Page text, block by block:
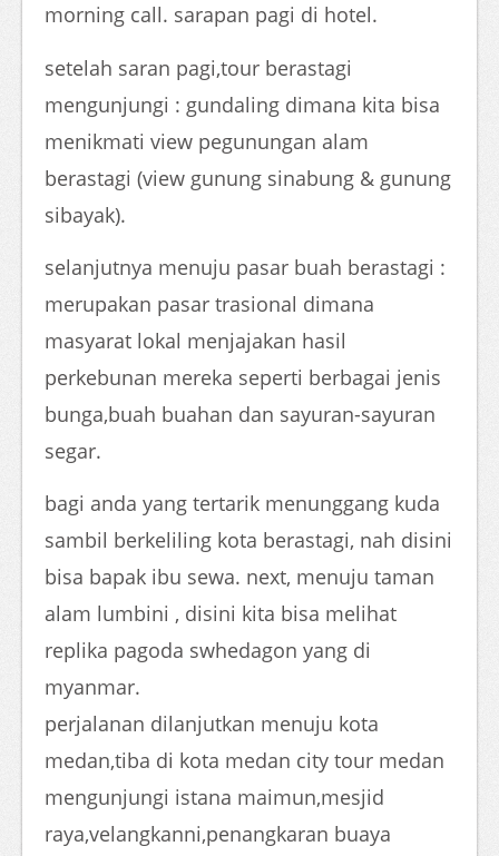
morning call. sarapan pagi di hotel.
setelah saran pagi,tour berastagi
mengunjungi : gundaling dimana kita bisa
menikmati view pegunungan alam
berastagi (view gunung sinabung & gunung
sibayak).
selanjutnya menuju pasar buah berastagi :
merupakan pasar trasional dimana
masyarat lokal menjajakan hasil
perkebunan mereka seperti berbagai jenis
bunga,buah buahan dan sayuran-sayuran
segar.
bagi anda yang tertarik menunggang kuda
sambil berkeliling kota berastagi, nah disini
bisa bapak ibu sewa. next, menuju taman
alam lumbini , disini kita bisa melihat
replika pagoda swhedagon yang di
myanmar.
perjalanan dilanjutkan menuju kota
medan,tiba di kota medan city tour medan
mengunjungi istana maimun,mesjid
raya,velangkanni,penangkaran buaya